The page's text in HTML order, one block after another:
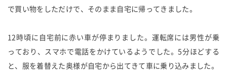
で買い物をしただけで、そのまま自宅に帰ってきました。
12時頃に自宅前に赤い車が停まりました。運転席には男性が乗
っており、スマホで電話をかけているようでした。5分ほどする
と、服を着替えた奥様が自宅から出てきて車に乗り込みました。